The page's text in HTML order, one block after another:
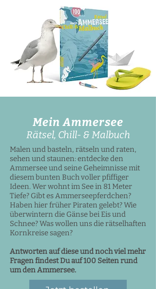
Mein Ammersee
Rätsel, Chill- & Malbuch
Malen und basteln, rätseln und raten,
sehen und staunen: entdecke den
Ammersee und seine Geheimnisse mit
diesem bunten Buch voller pfiffiger
Ideen. Wer wohnt im See in 81 Meter
Tiefe? Gibt es Ammerseepferdchen?
Haben hier früher Piraten gelebt? Wie
überwintern die Gänse bei Eis und
Schnee? Was wollen uns die rätselhaften
Kornkreise sagen?
Antworten auf diese und noch viel mehr
Fragen findest Du auf 100 Seiten rund
um den Ammersee.